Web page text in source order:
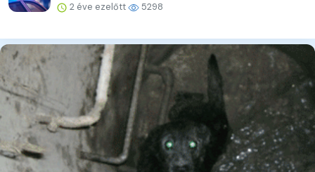
2 éve ezelőtt 5298